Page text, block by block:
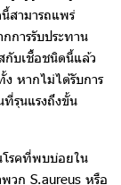
สามารถแพร่
การรับประทาน
กับเชื้อชนิดนี้แล้ว
ง หากไม่ได้รับการ
รุนแรงถึงขั้น
โรคที่พบบ่อยใน
พวก S.aureus หรือ